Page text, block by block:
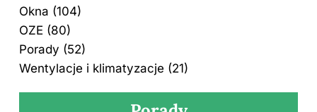
Okna (104)
OZE (80)
Porady (52)
Wentylacje i klimatyzacje (21)